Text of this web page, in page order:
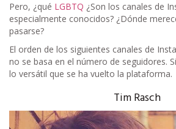
Pero, ¿qué LGBTQ ¿Son los canales de
especialmente conocidos? ¿Dónde
pasarse?
El orden de los siguientes canales de
no se basa en el número de seguidores.
lo versátil que se ha vuelto la plataforma.
Tim Rasch